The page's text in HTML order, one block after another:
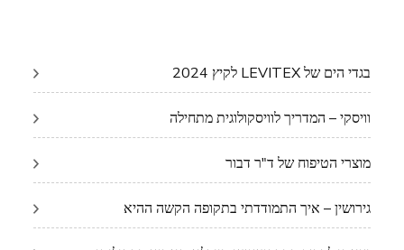
בגדי הים של LEVITEX לקיץ 2024
וויסקי – המדריך לוויסקולוגית מתחילה
מוצרי הטיפוח של ד"ר דבור
גירושין – איך התמודדתי בתקופה הקשה ההיא